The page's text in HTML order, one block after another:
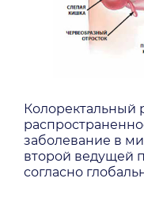
Колоректальный
заболевание в
второй ведущей
согласно